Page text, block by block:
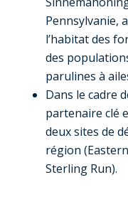
Pennsylvanie,
l’habitat des
des
parulines à
Dans le cadre
partenaire clé
deux sites de
région
Sterling Run).